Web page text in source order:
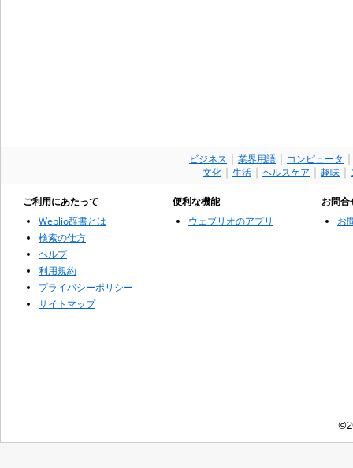
ビジネス ｜ 業界用語 ｜ コンピュータ
文化 ｜ 生活 ｜ ヘルスケア ｜ 趣味 ｜
ご利用にあたって 便利な機能
お問合
Weblio辞書とは
検索の仕方
ヘルプ
利用規約
プライバシーポリシー
サイトマップ
ウェブリオのアプリ お